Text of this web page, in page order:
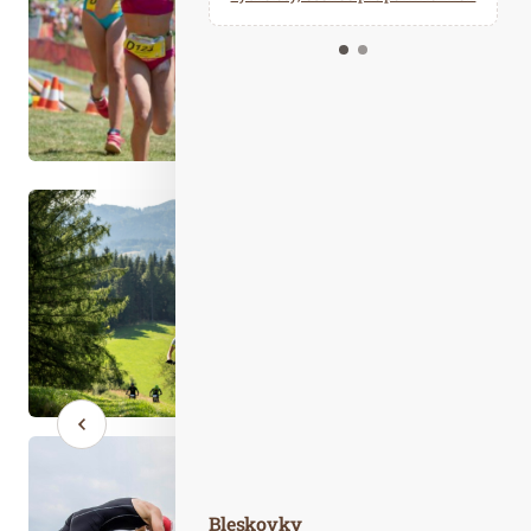
Kalendář událostí
Odebírejte náš newsletter
Bleskovky